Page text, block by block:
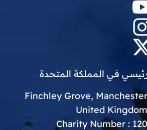
في المملكة المتحدة
Charity Number :